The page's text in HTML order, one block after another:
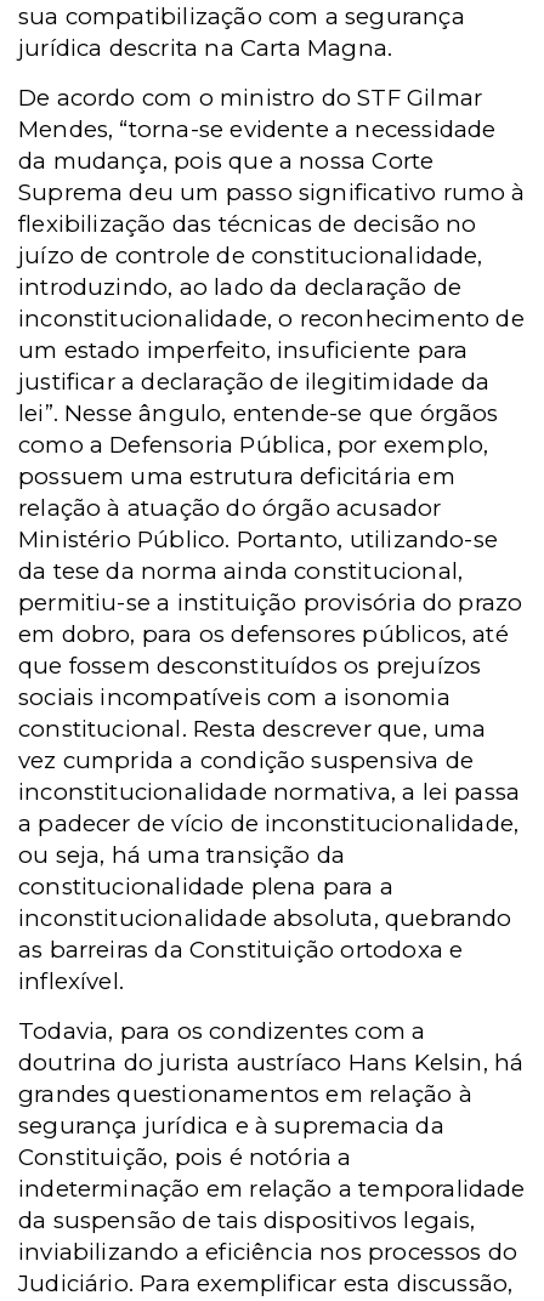
sua compatibilização com a segurança
jurídica descrita na Carta Magna.
De acordo com o ministro do STF Gilmar
Mendes, “torna-se evidente a necessidade
da mudança, pois que a nossa Corte
Suprema deu um passo significativo rumo à
flexibilização das técnicas de decisão no
juízo de controle de constitucionalidade,
introduzindo, ao lado da declaração de
inconstitucionalidade, o reconhecimento de
um estado imperfeito, insuficiente para
justificar a declaração de ilegitimidade da
lei”. Nesse ângulo, entende-se que órgãos
como a Defensoria Pública, por exemplo,
possuem uma estrutura deficitária em
relação à atuação do órgão acusador
Ministério Público. Portanto, utilizando-se
da tese da norma ainda constitucional,
permitiu-se a instituição provisória do prazo
em dobro, para os defensores públicos, até
que fossem desconstituídos os prejuízos
sociais incompatíveis com a isonomia
constitucional. Resta descrever que, uma
vez cumprida a condição suspensiva de
inconstitucionalidade normativa, a lei passa
a padecer de vício de inconstitucionalidade,
ou seja, há uma transição da
constitucionalidade plena para a
inconstitucionalidade absoluta, quebrando
as barreiras da Constituição ortodoxa e
inflexível.
Todavia, para os condizentes com a
doutrina do jurista austríaco Hans Kelsin, há
grandes questionamentos em relação à
segurança jurídica e à supremacia da
Constituição, pois é notória a
indeterminação em relação a temporalidade
da suspensão de tais dispositivos legais,
inviabilizando a eficiência nos processos do
Judiciário. Para exemplificar esta discussão,